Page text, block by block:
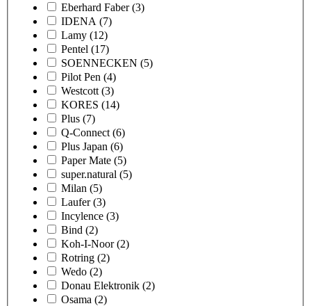
Eberhard Faber (3)
IDENA (7)
Lamy (12)
Pentel (17)
SOENNECKEN (5)
Pilot Pen (4)
Westcott (3)
KORES (14)
Plus (7)
Q-Connect (6)
Plus Japan (6)
Paper Mate (5)
super.natural (5)
Milan (5)
Laufer (3)
Incylence (3)
Bind (2)
Koh-I-Noor (2)
Rotring (2)
Wedo (2)
Donau Elektronik (2)
Osama (2)